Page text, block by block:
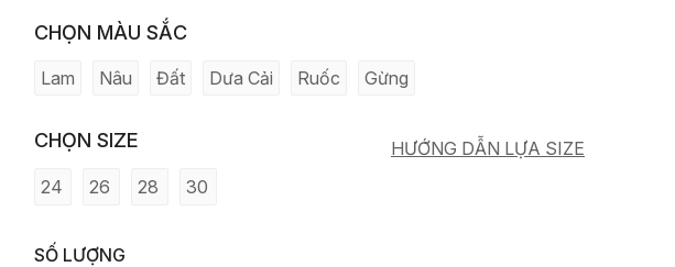
CHỌN MÀU SẮC
Lam Nâu Đất Dưa Cải Ruốc Gừng
CHỌN SIZE
24 26 28 30
HƯỚNG DẪN LỰA SIZE
SỐ LƯỢNG